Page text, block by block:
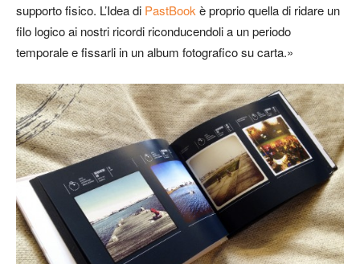
supporto fisico. L’Idea di PastBook è proprio quella di ridare un
filo logico ai nostri ricordi riconducendoli a un periodo
temporale e fissarli in un album fotografico su carta.»